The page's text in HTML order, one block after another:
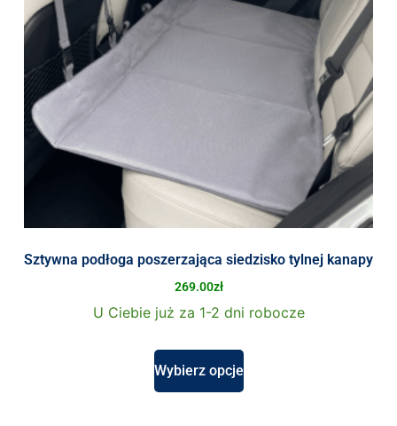
Sztywna podłoga poszerzająca siedzisko tylnej kanapy
269.00zł
U Ciebie już za 1-2 dni robocze
Wybierz opcje